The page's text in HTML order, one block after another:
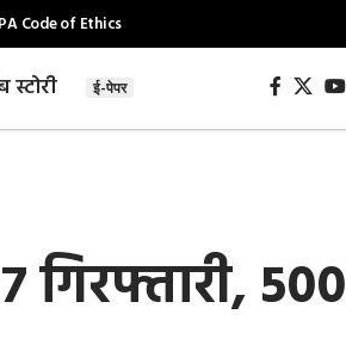
Code of Ethics
स्टोरी ई-पेपर
500